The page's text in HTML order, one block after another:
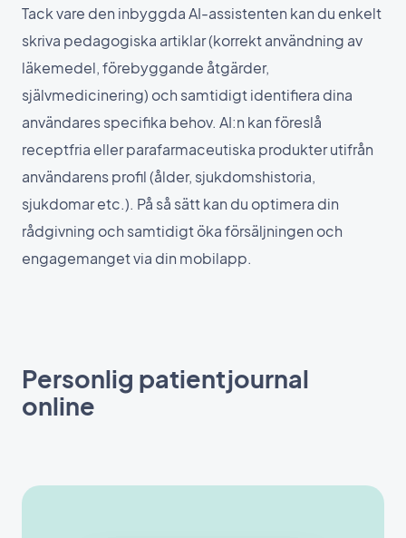
Tack vare den inbyggda AI-assistenten kan du enkelt
skriva pedagogiska artiklar (korrekt användning av
läkemedel, förebyggande åtgärder,
självmedicinering) och samtidigt identifiera dina
användares specifika behov. AI:n kan föreslå
receptfria eller parafarmaceutiska produkter utifrån
användarens profil (ålder, sjukdomshistoria,
sjukdomar etc.). På så sätt kan du optimera din
rådgivning och samtidigt öka försäljningen och
engagemanget via din mobilapp.
Personlig patientjournal
online